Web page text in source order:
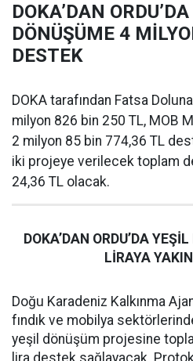
DOKA’DAN
DÖNÜŞÜME 4
DESTEK
DOKA tarafından Fatsa
milyon 826 bin 250 TL, MOB
2 milyon 85 bin 774,36 TL
iki projeye verilecek toplam
24,36 TL olacak.
DOKA’DAN ORDU’DA
LİRAYA
Doğu Karadeniz Kalkınma
fındık ve mobilya
yeşil dönüşüm projesine
lira destek sağlayacak.